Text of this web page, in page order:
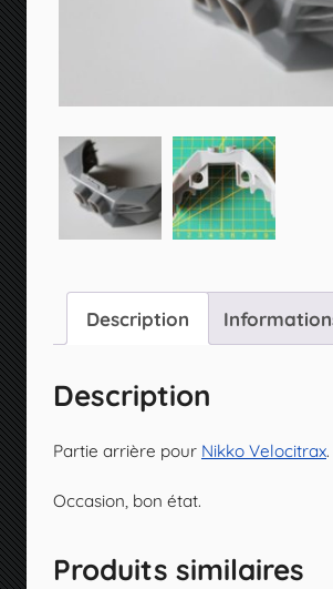
Description
Description
Partie arrière pour Nikko Velocitrax.
Occasion, bon état.
Produits similaires